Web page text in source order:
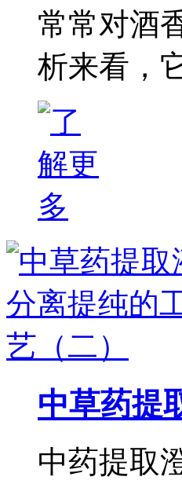
常常对酒
析来看，
中草药提
中药提取